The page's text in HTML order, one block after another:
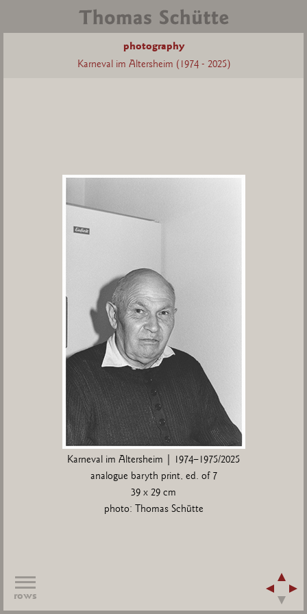
photography
Karneval im Altersheim (1974 - 2025)
Karneval im Altersheim | 1974–1975/2025
analogue baryth print, ed. of 7
39 x 29 cm
photo: Thomas Schütte
rows